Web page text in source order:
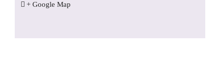
+ Google Map